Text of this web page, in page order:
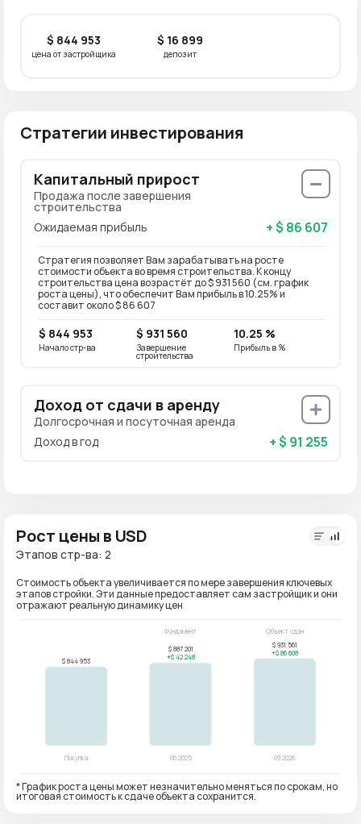
$ 844 953
цена от застройщика
$ 16 899
депозит
Стратегии инвестирования
Капитальный прирост
Продажа после завершения
строительства
Ожидаемая прибыль
+ $ 86 607
Стратегия позволяет Вам зарабатывать на росте
стоимости объекта во время строительства. К концу
строительства цена возрастёт до $ 931 560 (см. график
роста цены), что обеспечит Вам прибыль в 10.25% и
составит около $ 86 607
$ 844 953
Начало стр-ва
$ 931 560
Завершение
строительства
10.25 %
Прибыль в %
Доход от сдачи в аренду
Долгосрочная и посуточная аренда
Доход в год
+ $ 91 255
Рост цены в USD
Этапов стр-ва: 2
Стоимость объекта увеличивается по мере завершения ключевых
этапов стройки. Эти данные предоставляет сам застройщик и они
отражают реальную динамику цен
* График роста цены может незначительно меняться по срокам, но
итоговая стоимость к сдаче объекта сохранится.